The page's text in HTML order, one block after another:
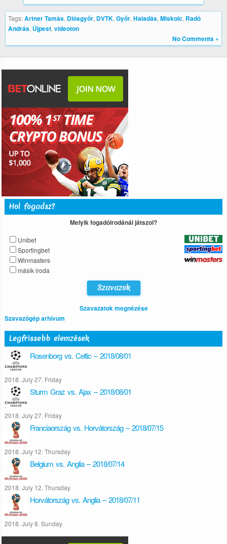
Tags:Artner Tamás, Diósgyőr, DVTK, Győr, Haladás, Miskolc, Radó
András, Újpest, videoton
No Comments »
Hol fogadsz?
Melyik fogadóirodánál játszol?
Unibet
Sportingbet
Winmasters
másik iroda
Szavazatok megnézése
Szavazógép arhívum
Legfrissebb elemzések
Rosenborg vs. Celtic – 2018/08/01
2018. July 27. Friday
Sturm Graz vs. Ajax – 2018/08/01
2018. July 27. Friday
Franciaország vs. Horvátország – 2018/07/15
2018. July 12. Thursday
Belgium vs. Anglia – 2018/07/14
2018. July 12. Thursday
Horvátország vs. Anglia – 2018/07/11
2018. July 8. Sunday